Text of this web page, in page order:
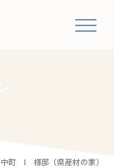
中町 I 様邸（県産材の家）